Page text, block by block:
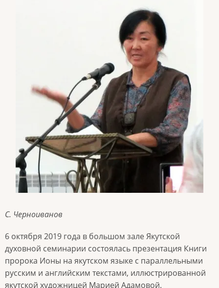
С. Черноиванов
6 октября 2019 года в большом зале Якутской
духовной семинарии состоялась презентация Книги
пророка Ионы на якутском языке с параллельными
русским и английским текстами, иллюстрированной
якутской художницей Марией Адамовой.